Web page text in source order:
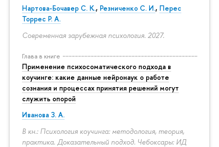
Нартова-Бочавер С. К., Резниченко С. И., Перес
Торрес Р. А.
Современная зарубежная психология. 2027.
Глава в книге
Применение психосоматического подхода в
коучинге: какие данные нейронаук о работе
сознания и процессах принятия решений могут
служить опорой
Иванова З. А.
В кн.: Психология коучинга: методология, теория,
практика. Доказательный подход. Чебоксары: ИД